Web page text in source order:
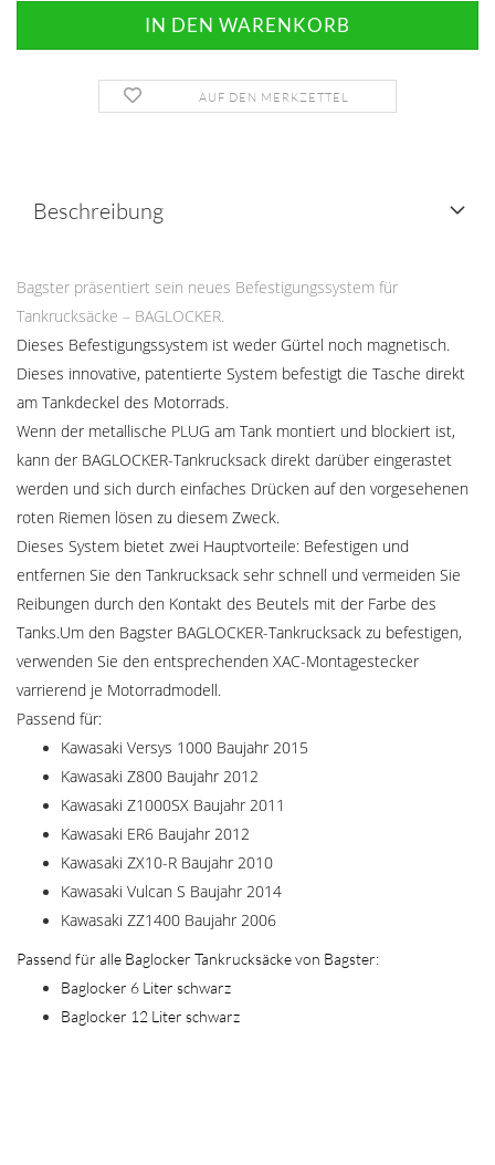
AUF DEN MERKZETTEL
Beschreibung
Bagster präsentiert sein neues Befestigungssystem für
Tankrucksäcke – BAGLOCKER.
Dieses Befestigungssystem ist weder Gürtel noch magnetisch.
Dieses innovative, patentierte System befestigt die Tasche direkt
am Tankdeckel des Motorrads.
Wenn der metallische PLUG am Tank montiert und blockiert ist,
kann der BAGLOCKER-Tankrucksack direkt darüber eingerastet
werden und sich durch einfaches Drücken auf den vorgesehenen
roten Riemen lösen zu diesem Zweck.
Dieses System bietet zwei Hauptvorteile: Befestigen und
entfernen Sie den Tankrucksack sehr schnell und vermeiden Sie
Reibungen durch den Kontakt des Beutels mit der Farbe des
Tanks.Um den Bagster BAGLOCKER-Tankrucksack zu befestigen,
verwenden Sie den entsprechenden XAC-Montagestecker
varrierend je Motorradmodell.
Passend für:
Kawasaki Versys 1000 Baujahr 2015
Kawasaki Z800 Baujahr 2012
Kawasaki Z1000SX Baujahr 2011
Kawasaki ER6 Baujahr 2012
Kawasaki ZX10-R Baujahr 2010
Kawasaki Vulcan S Baujahr 2014
Kawasaki ZZ1400 Baujahr 2006
Passend für alle Baglocker Tankrucksäcke von Bagster:
Baglocker 6 Liter schwarz
Baglocker 12 Liter schwarz